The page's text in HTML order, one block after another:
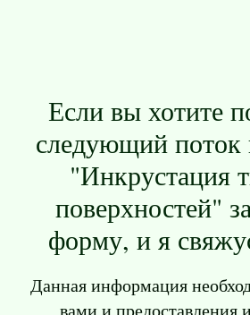
Если вы хотите
следующий поток
"Инкрустация
поверхностей"
форму, и я
Данная информация
вами и